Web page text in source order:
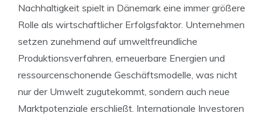
Nachhaltigkeit spielt in Dänemark eine immer größere
Rolle als wirtschaftlicher Erfolgsfaktor. Unternehmen
setzen zunehmend auf umweltfreundliche
Produktionsverfahren, erneuerbare Energien und
ressourcenschonende Geschäftsmodelle, was nicht
nur der Umwelt zugutekommt, sondern auch neue
Marktpotenziale erschließt. Internationale Investoren